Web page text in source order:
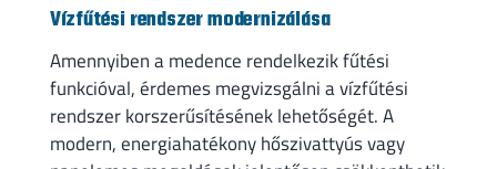
Vízfűtési rendszer modernizálása
Amennyiben a medence rendelkezik fűtési
funkcióval, érdemes megvizsgálni a vízfűtési
rendszer korszerűsítésének lehetőségét. A
modern, energiahatékony hőszivattyús vagy